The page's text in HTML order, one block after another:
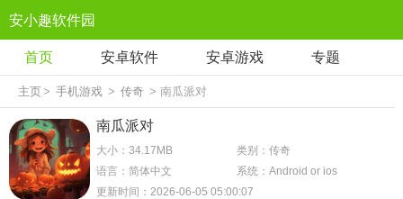
安小趣软件园
首页 安卓软件 安卓游戏 专题
主页> 手机游戏 > 传奇 > 南瓜派对
南瓜派对
大小：34.17MB
类别：传奇
语言：简体中文
系统：Android or ios
更新时间：2026-06-05 05:00:07